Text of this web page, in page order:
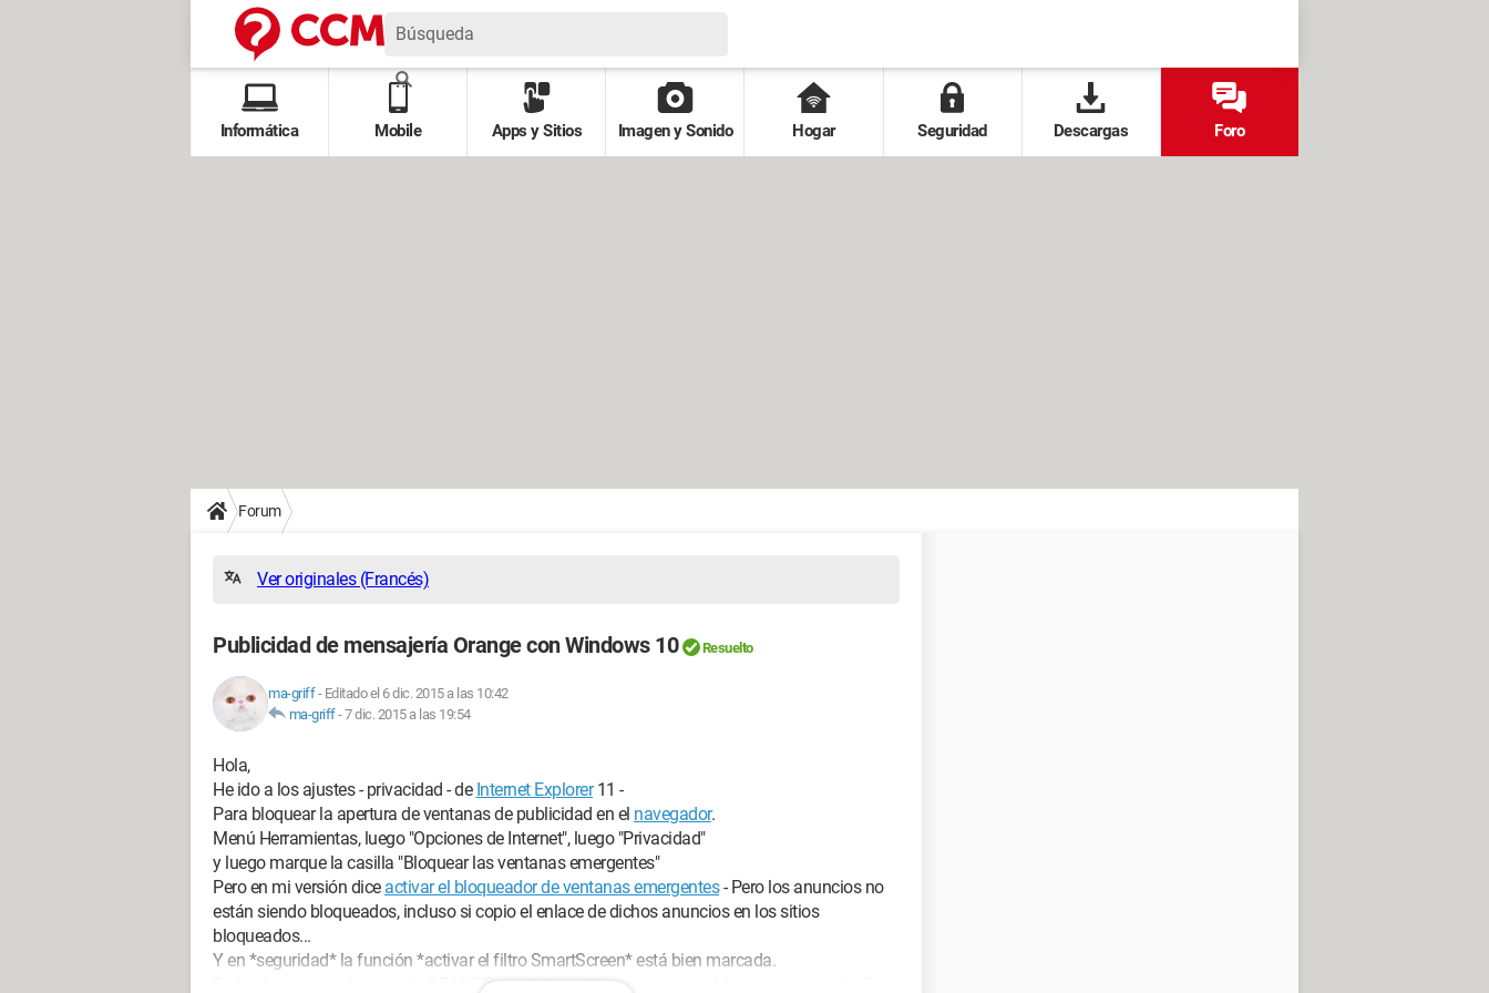
Informática Mobile Apps y Sitios Imagen y Sonido Hogar Seguridad Descargas Foro
Forum
Ver originales (Francés)
Publicidad de mensajería Orange con Windows 10 Resuelto
ma-griff- Editado el 6 dic. 2015 a las 10:42
ma-griff-7 dic. 2015 a las 19:54
Hola,
He ido a los ajustes - privacidad - de Internet Explorer11 -
Para bloquear la apertura de ventanas de publicidad en el navegador.
Menú Herramientas, luego "Opciones de Internet", luego "Privacidad"
y luego marque la casilla "Bloquear las ventanas emergentes"
Pero en mi versión dice activar el bloqueador de ventanas emergentes- Pero los anuncios no
están siendo bloqueados, incluso si copio el enlace de dichos anuncios en los sitios
bloqueados...
Y en *seguridad* la función *activar el filtro SmartScreen* está bien marcada.
De hecho, es con el correo de ORANGE que todos estos anuncios me bloquean y necesito 3